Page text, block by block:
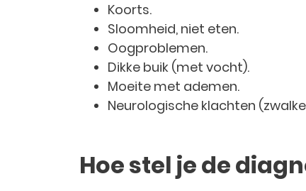
Koorts.
Sloomheid, niet eten.
Oogproblemen.
Dikke buik (met vocht).
Moeite met ademen.
Neurologische klachten
Hoe stel je de